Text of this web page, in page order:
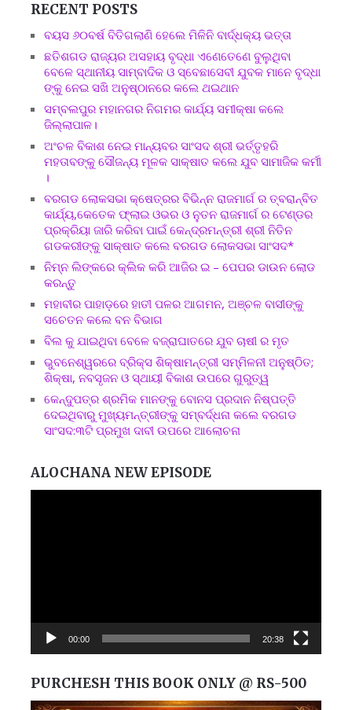
RECENT POSTS
ବୟସ ୬୦ବର୍ଷ ବିତିଗଲାଣି ହେଲେ ମିଳିନି ବାର୍ଦ୍ଧକ୍ୟ ଭତ୍ତା
ଛତିଶଗଡ ରାଜ୍ୟର ଅସହାୟ ବୃଦ୍ଧା ଏଣେତେଣେ ବୁଲୁଥିବା
ବେଳେ ସ୍ଥାନୀୟ ସାମ୍ବାଦିକ ଓ ସ୍ବେଛାସେବୀ ଯୁବକ ମାନେ ବୃଦ୍ଧା
ଙ୍କୁ ନେଇ ସଖି ଅନୁଷ୍ଠାନରେ କଲେ ଥଇଥାନ
ସମ୍ବଲପୁର ମହାନଗର ନିଗମର କାର୍ଯ୍ୟ ସମୀକ୍ଷା କଲେ
ଜିଲ୍ଲାପାଳ।
ଅଂଚଳ ବିକାଶ ନେଇ ମାନ୍ୟବର ସାଂସଦ ଶ୍ରୀ ଭର୍ତ୍ତୃହରି
ମହତାବଙ୍କୁ ସୌଜନ୍ୟ ମୂଳକ ସାକ୍ଷାତ କଲେ ଯୁବ ସାମାଜିକ କର୍ମୀ
।
ବରଗଡ ଲୋକସଭା କ୍ଷେତ୍ରର ବିଭିନ୍ନ ରାଜମାର୍ଗ ର ତ୍ବରାନ୍ବିତ
କାର୍ଯ୍ୟ,କେତେକ ଫ୍ଲାଇ ଓଭର ଓ ନୁତନ ରାଜମାର୍ଗ ର ଟେଣ୍ଡର
ପ୍ରକ୍ରିୟା ଜାରି କରିବା ପାଇଁ କେନ୍ଦ୍ରମନ୍ତ୍ରୀ ଶ୍ରୀ ନିତିନ
ଗଡକରୀଙ୍କୁ ସାକ୍ଷାତ କଲେ ବରଗଡ ଲୋକସଭା ସାଂସଦ*
ନିମ୍ନ ଲିଙ୍କରେ କ୍ଲିକ କରି ଆଜିର ଇ – ପେପର ଡାଉନ ଲୋଡ
କରନ୍ତୁ
ମହାବୀର ପାହାଡ଼ରେ ହାତୀ ପଳର ଆଗମନ, ଅଞ୍ଚଳ ବାସୀଙ୍କୁ
ସଚେତନ କଲେ ବନ ବିଭାଗ
ବିଲ କୁ ଯାଇଥିବା ବେଳେ ବଜ୍ରାଘାତରେ ଯୁବ ଚାଷୀ ର ମୃତ
ଭୁବନେଶ୍ୱରରେ ବ୍ରିକ୍ସ ଶିକ୍ଷାମନ୍ତ୍ରୀ ସମ୍ମିଳନୀ ଅନୁଷ୍ଠିତ;
ଶିକ୍ଷା, ନବସୃଜନ ଓ ସ୍ଥାୟୀ ବିକାଶ ଉପରେ ଗୁରୁତ୍ୱ
କେନ୍ଦୁପତ୍ର ଶ୍ରମିକ ମାନଙ୍କୁ ବୋନସ ପ୍ରଦାନ ନିଷ୍ପତ୍ତି
ଦେଇଥିବାରୁ ମୁଖ୍ୟମନ୍ତ୍ରୀଙ୍କୁ ସମ୍ବର୍ଦ୍ଧନା କଲେ ବରଗଡ
ସାଂସଦ:୩ଟି ପ୍ରମୁଖ ଦାବୀ ଉପରେ ଆଲୋଚନା
ALOCHANA NEW EPISODE
00:00 20:38
PURCHESH THIS BOOK ONLY @ RS-500